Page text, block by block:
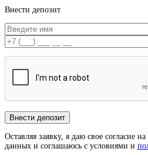
Внести депозит
Оставляя заявку, я даю свое согласие
данных и соглашаюсь с условиями и